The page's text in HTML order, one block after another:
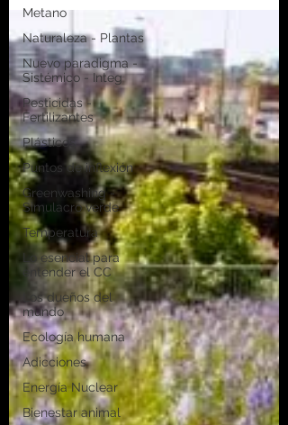
Metano
Naturaleza - Plantas
Nuevo paradigma -
Sistémico - Integ
Pesticidas -
Fertilizantes
Plásticos
Puntos de inflexión
Greenwashing -
Simulacro verde
Temperatura
Lo esencial para
entender el CC
Los dueños del
mundo
Ecología humana
Adicciones
Energía Nuclear
Bienestar animal